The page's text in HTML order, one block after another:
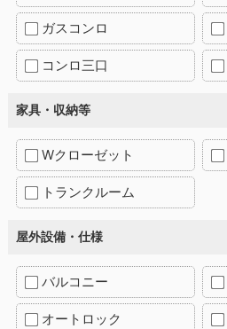
ガスコンロ
コンロ三口
家具・収納等
Wクローゼット
トランクルーム
屋外設備・仕様
バルコニー
オートロック